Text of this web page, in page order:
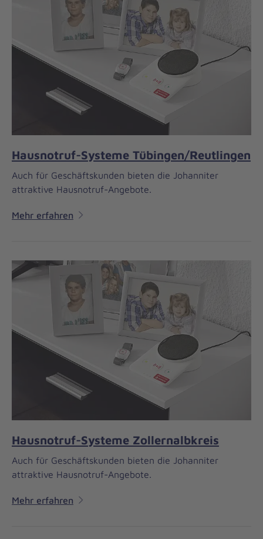
Hausnotruf-Systeme Tübingen/Reutlingen
Auch für Geschäftskunden bieten die Johanniter
attraktive Hausnotruf-Angebote.
Mehr erfahren
Hausnotruf-Systeme Zollernalbkreis
Auch für Geschäftskunden bieten die Johanniter
attraktive Hausnotruf-Angebote.
Mehr erfahren